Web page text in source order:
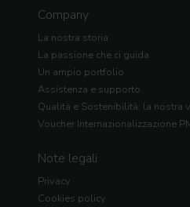
Company
La nostra storia
La passione che ci guida
Un ampio portfolio
Assistenza e supporto
Qualità e Sostenibilità: la nostra
Voucher Internazionalizzazione
Note legali
Privacy
Cookies policy